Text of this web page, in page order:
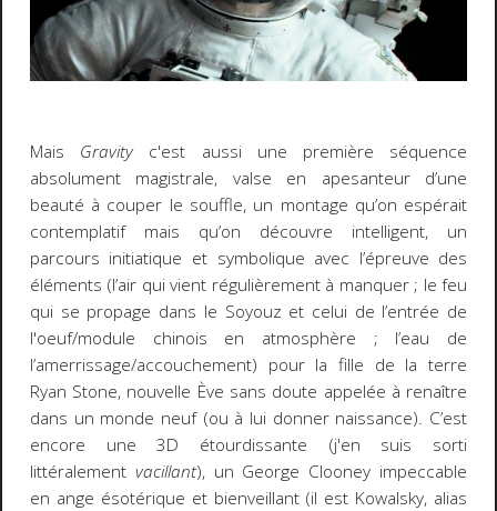
Mais Gravityc'est aussi une première séquence
absolument magistrale, valse en apesanteur d’une
beauté à couper le souffle, un montage qu’on espérait
contemplatif mais qu’on découvre intelligent, un
parcours initiatique et symbolique avec l’épreuve des
éléments (l’air qui vient régulièrement à manquer ; le feu
qui se propage dans le Soyouz et celui de l’entrée de
l'oeuf/module chinois en atmosphère ; l’eau de
l’amerrissage/accouchement) pour la fille de la terre
Ryan Stone, nouvelle Ève sans doute appelée à renaître
dans un monde neuf (ou à lui donner naissance). C’est
encore une 3D étourdissante (j'en suis sorti
littéralement vacillant), un George Clooney impeccable
en ange ésotérique et bienveillant (il est Kowalsky, alias